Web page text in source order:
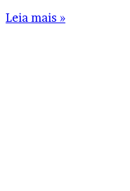
Leia mais »